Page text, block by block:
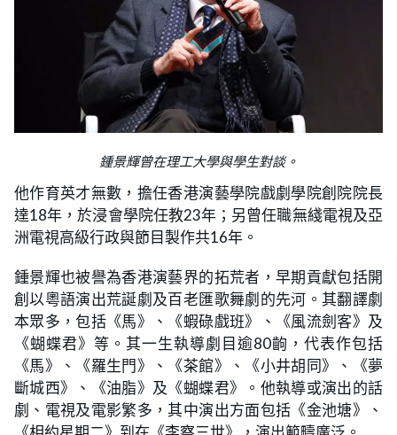
鍾景輝曾在理工大學與學生對談。
他作育英才無數，擔任香港演藝學院戲劇學院創院院長
達18年，於浸會學院任教23年；另曾任職無綫電視及亞
洲電視高級行政與節目製作共16年。
鍾景輝也被譽為香港演藝界的拓荒者，早期貢獻包括開
創以粵語演出荒誕劇及百老匯歌舞劇的先河。其翻譯劇
本眾多，包括《馬》、《蝦碌戲班》、《風流劍客》及
《蝴蝶君》等。其一生執導劇目逾80齣，代表作包括
《馬》、《羅生門》、《茶館》、《小井胡同》、《夢
斷城西》、《油脂》及《蝴蝶君》。他執導或演出的話
劇、電視及電影繁多，其中演出方面包括《金池塘》、